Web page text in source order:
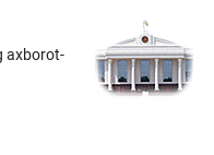
axborot-